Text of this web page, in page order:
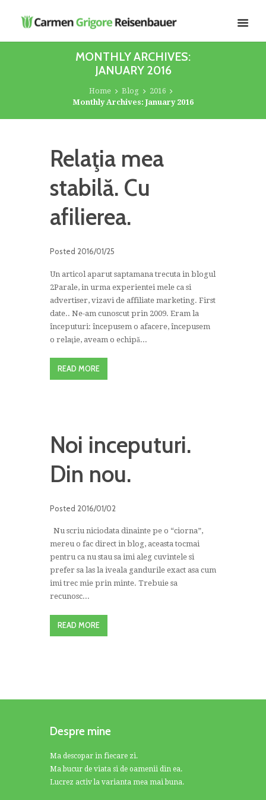
MONTHLY ARCHIVES:
JANUARY 2016
Home Blog
2016
Monthly Archives: January 2016
Relaţia mea
stabilă. Cu
afilierea.
Posted 2016/01/25
Un articol aparut saptamana trecuta in blogul
2Parale, in urma experientei mele ca si
advertiser, vizavi de affiliate marketing. First
date.. Ne-am cunoscut prin 2009. Eram la
începuturi: începusem o afacere, începusem
o relaţie, aveam o echipă...
READ MORE
Noi inceputuri.
Din nou.
Posted 2016/01/02
Nu scriu niciodata dinainte pe o “ciorna”,
mereu o fac direct in blog, aceasta tocmai
pentru ca nu stau sa imi aleg cuvintele si
prefer sa las la iveala gandurile exact asa cum
imi trec mie prin minte. Trebuie sa
recunosc...
READ MORE
Despre mine
Ma descopar in fiecare zi.
Ma bucur de viata si de oamenii din ea.
Lucrez activ la varianta mea mai buna.